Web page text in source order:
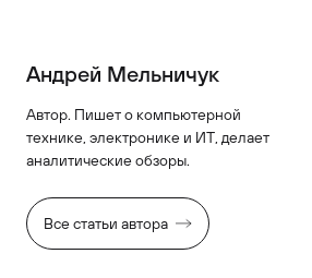
Андрей Мельничук
Автор. Пишет о компьютерной
технике, электронике и ИТ, делает
аналитические обзоры.
Все статьи автора